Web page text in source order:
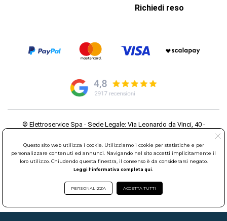
Richiedi reso
© Elettroservice Spa - Sede Legale: Via Leonardo da Vinci, 40 -
Partita Iva: 01586761007 - Codice Fiscale: 06634500588 Capitale
Sociale 1.600.000,00 Euro i.v. Iscritto al Registro delle Imprese di
Roma REA: RM-535144
Sede Operativa: Via Leonardo da Vinci, 40 - 00015 Monterotondo
Scalo (RM) - Telefono:06.90095358
Questo sito web utilizza i cookie. Utilizziamo i cookie per statistiche e per
personalizzare contenuti ed annunci. Navigando nel sito accetti implicitamente il
loro utilizzo. Chiudendo questa finestra, il consenso è da considerarsi negato.
Leggi l'informativa completa qui.
PERSONALIZZA ACCETTA TUTTI